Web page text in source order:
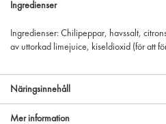
Ingredienser
Ingredienser: Chilipeppar, havssalt,
av uttorkad limejuice, kiseldioxid (för att
Näringsinnehåll
Mer information